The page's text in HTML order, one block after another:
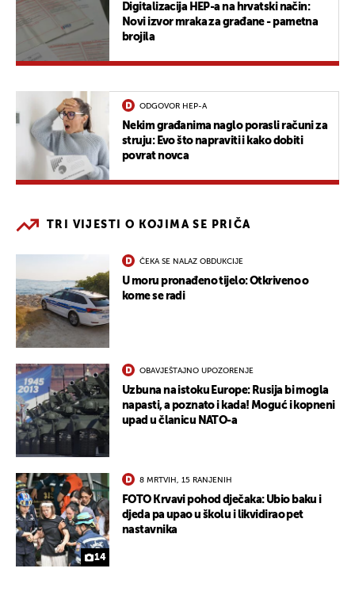
Digitalizacija HEP-a na hrvatski način:
Novi izvor mraka za građane - pametna
brojila
ODGOVOR HEP-A
Nekim građanima naglo porasli računi za
struju: Evo što napraviti i kako dobiti
povrat novca
TRI VIJESTI O KOJIMA SE PRIČA
ČEKA SE NALAZ OBDUKCIJE
U moru pronađeno tijelo: Otkriveno o
kome se radi
OBAVJEŠTAJNO UPOZORENJE
Uzbuna na istoku Europe: Rusija bi mogla
napasti, a poznato i kada! Moguć i kopneni
upad u članicu NATO-a
14
8 MRTVIH, 15 RANJENIH
FOTO Krvavi pohod dječaka: Ubio baku i
djeda pa upao u školu i likvidirao pet
nastavnika